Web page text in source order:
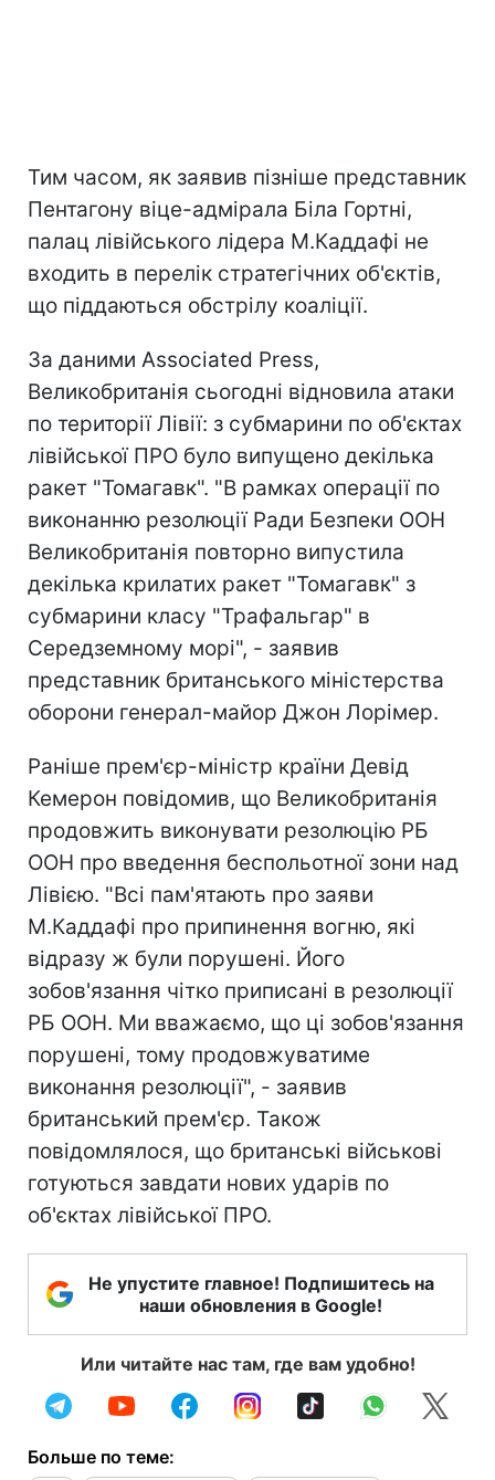
Тим часом, як заявив пізніше представник
Пентагону віце-адмірала Біла Гортні,
палац лівійського лідера М.Каддафі не
входить в перелік стратегічних об'єктів,
що піддаються обстрілу коаліції.
За даними Associated Press,
Великобританія сьогодні відновила атаки
по території Лівії: з субмарини по об'єктах
лівійської ПРО було випущено декілька
ракет "Томагавк". "В рамках операції по
виконанню резолюції Ради Безпеки ООН
Великобританія повторно випустила
декілька крилатих ракет "Томагавк" з
субмарини класу "Трафальгар" в
Середземному морі", - заявив
представник британського міністерства
оборони генерал-майор Джон Лорімер.
Раніше прем'єр-міністр країни Девід
Кемерон повідомив, що Великобританія
продовжить виконувати резолюцію РБ
ООН про введення беспольотної зони над
Лівією. "Всі пам'ятають про заяви
М.Каддафі про припинення вогню, які
відразу ж були порушені. Його
зобов'язання чітко приписані в резолюції
РБ ООН. Ми вважаємо, що ці зобов'язання
порушені, тому продовжуватиме
виконання резолюції", - заявив
британський прем'єр. Також
повідомлялося, що британські військові
готуються завдати нових ударів по
об'єктах лівійської ПРО.
Не упустите главное! Подпишитесь на
наши обновления в Google!
Или читайте нас там, где вам удобно!
Больше по теме: